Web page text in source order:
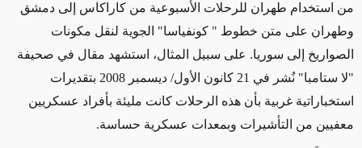
من استخدام طهران للرحلات الأسبوعية من كاراكاس إلى دمشق
وطهران على متن خطوط " كونفياسا" الجوية لنقل مكونات
الصواريخ إلى سوريا. على سبيل المثال، استشهد مقال في صحيفة
"لا ستامبا" نُشر في 21 كانون الأول/ ديسمبر 2008 بتقديرات
استخباراتية غربية بأن هذه الرحلات كانت مليئة بأفراد عسكريين
معفيين من التأشيرات وبمعدات عسكرية حساسة.